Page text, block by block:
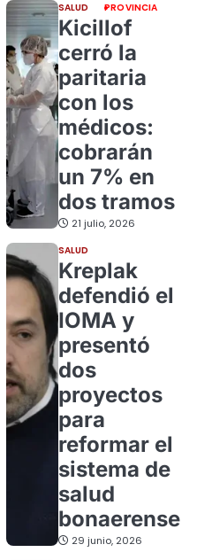
SALUD PROVINCIA
Kicillof
cerró la
paritaria
con los
médicos:
cobrarán
un 7% en
dos tramos
21 julio, 2026
SALUD
Kreplak
defendió el
IOMA y
presentó
dos
proyectos
para
reformar el
sistema de
salud
bonaerense
29 junio, 2026